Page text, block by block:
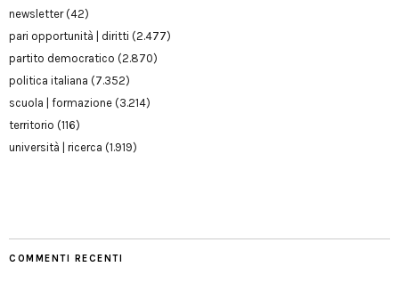
newsletter(42)
pari opportunità | diritti (2.477)
partito democratico (2.870)
politica italiana (7.352)
scuola | formazione (3.214)
territorio (116)
università | ricerca (1.919)
COMMENTI RECENTI